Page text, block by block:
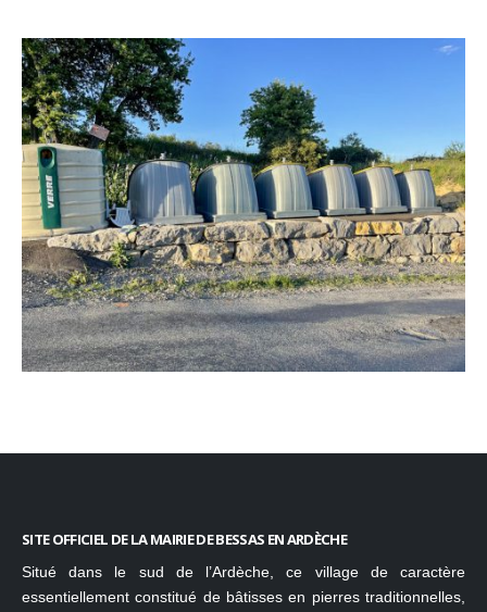
SITE OFFICIEL DE LA MAIRIE DE BESSAS EN ARDÈCHE
Situé dans le sud de l’Ardèche, ce village de caractère
essentiellement constitué de bâtisses en pierres traditionnelles,